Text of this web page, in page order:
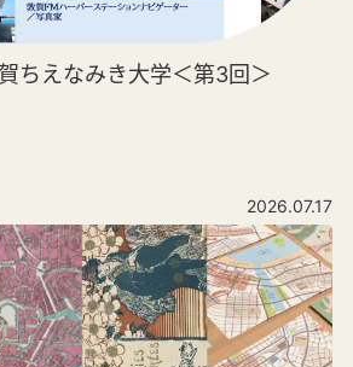
えなみき大学＜第3回＞
2026.07.17